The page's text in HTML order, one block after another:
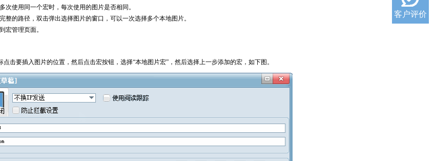
次使用同一个宏时，每次使用的图片是否相同。
整的路径，双击弹出选择图片的窗口，可以一次选择多个本地图片。
宏管理页面。
击要插入图片的位置，然后点击宏按钮，选择“本地图片宏”，然后选择上一步添加的宏，如下图。
客户评价